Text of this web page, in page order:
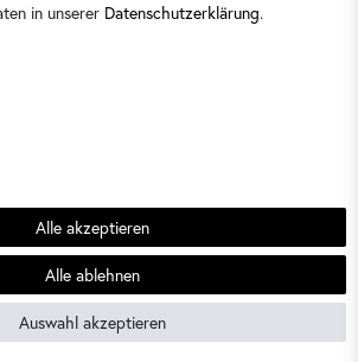
Mehrwertsteuer und zzgl.
/ Alle Rechte vorbehalten. /
in unserer Daten­schutz­erklärung.
Alle akzeptieren
Alle ablehnen
Auswahl akzeptieren
bei: shopvote.de ⓘ
Echtheit der Bewertungen